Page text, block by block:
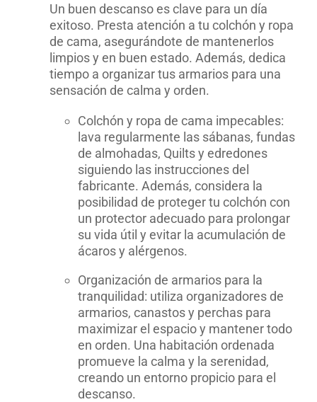
Un buen descanso es clave para un día
exitoso. Presta atención a tu colchón y ropa
de cama, asegurándote de mantenerlos
limpios y en buen estado. Además, dedica
tiempo a organizar tus armarios para una
sensación de calma y orden.
Colchón y ropa de cama impecables:
lava regularmente las sábanas, fundas
de almohadas, Quilts y edredones
siguiendo las instrucciones del
fabricante. Además, considera la
posibilidad de proteger tu colchón con
un protector adecuado para prolongar
su vida útil y evitar la acumulación de
ácaros y alérgenos.
Organización de armarios para la
tranquilidad: utiliza organizadores de
armarios, canastos y perchas para
maximizar el espacio y mantener todo
en orden. Una habitación ordenada
promueve la calma y la serenidad,
creando un entorno propicio para el
descanso.